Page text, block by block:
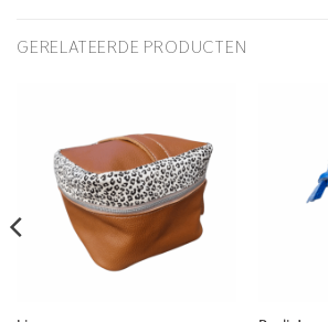
GERELATEERDE PRODUCTEN